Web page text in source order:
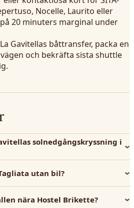
Nocelle, Laurito eller
20 minuters marginal under
Gavitellas båttransfer, packa en
och bekräfta sista shuttle
solnedgångskryssning i
utan bil?
nära Hostel Brikette?